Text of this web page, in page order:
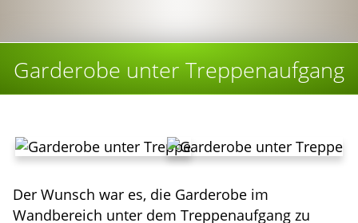
Garderobe unter Treppenaufgang
Der Wunsch war es, die Garderobe im
Wandbereich unter dem Treppen­aufgang zu